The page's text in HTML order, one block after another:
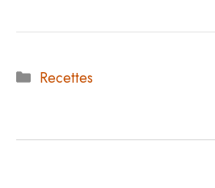
Catégories
Recettes